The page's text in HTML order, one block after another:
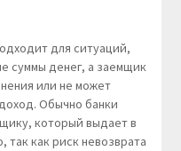
для ситуаций,
суммы денег, а заемщик
или не может
Обычно банки
который выдает в
так как риск невозврата